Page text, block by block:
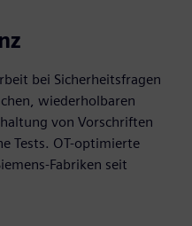
bei Sicherheitsfragen
wiederholbaren
von Vorschriften
Tests. OT-optimierte
Fabriken seit